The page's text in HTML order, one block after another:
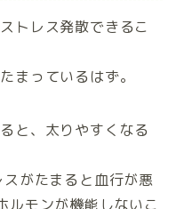
トレス発散できるこ
まっているはず。
と、太りやすくなる
がたまると血行が悪
ルモンが機能しないこ